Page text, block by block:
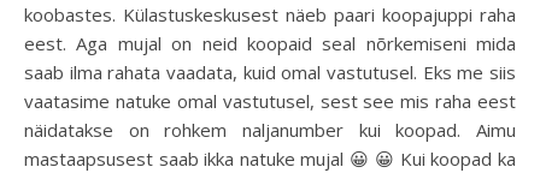
koobastes. Külastuskeskusest näeb paari koopajuppi raha
eest. Aga mujal on neid koopaid seal nõrkemiseni mida
saab ilma rahata vaadata, kuid omal vastutusel. Eks me siis
vaatasime natuke omal vastutusel, sest see mis raha eest
näidatakse on rohkem naljanumber kui koopad. Aimu
mastaapsusest saab ikka natuke mujal 😀 😀 Kui koopad ka